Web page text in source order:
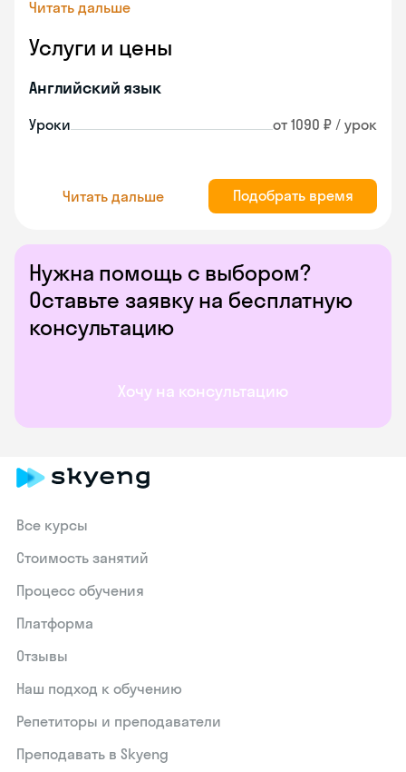
Нужна помощь с выбором?
Оставьте заявку на бесплатную
консультацию
Хочу на консультацию
Читать дальше
Услуги и цены
Английский язык
Уроки от 1090 ₽ / урок
Читать дальше Подобрать время
Все курсы
Стоимость занятий
Процесс обучения
Платформа
Отзывы
Наш подход к обучению
Репетиторы и преподаватели
Преподавать в Skyeng